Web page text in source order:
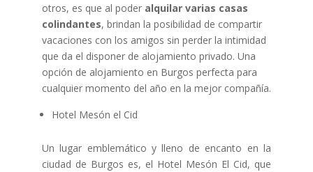
otros, es que al poder alquilar varias casas
colindantes, brindan la posibilidad de compartir
vacaciones con los amigos sin perder la intimidad
que da el disponer de alojamiento privado. Una
opción de alojamiento en Burgos perfecta para
cualquier momento del año en la mejor compañía.
Hotel Mesón el Cid
Un lugar emblemático y lleno de encanto en la
ciudad de Burgos es, el Hotel Mesón El Cid, que